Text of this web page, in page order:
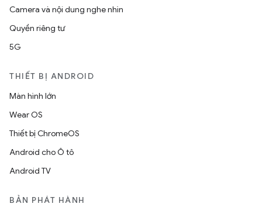
Camera và nội dung nghe nhìn
Quyền riêng tư
5G
THIẾT BỊ ANDROID
Màn hình lớn
Wear OS
Thiết bị ChromeOS
Android cho Ô tô
Android TV
BẢN PHÁT HÀNH